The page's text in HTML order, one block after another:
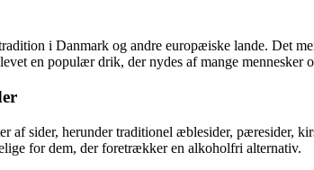
i Danmark og andre europæiske lande. Det
en populær drik, der nydes af mange mennesker
af sider, herunder traditionel æblesider, pæresider,
for dem, der foretrækker en alkoholfri alternativ.